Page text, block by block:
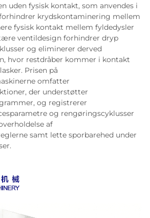
uden fysisk kontakt, som anvendes i
krydskontaminering mellem
fysisk kontakt mellem fyldedysler
ventildesign forhindrer dryp
og eliminerer derved
hvor restdråber kommer i kontakt
Prisen på
omfatter
der understøtter
og registrerer
og rengøringscyklusser
af
samt lette sporbarehed under